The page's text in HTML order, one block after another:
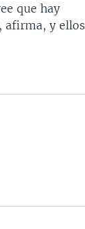
que hay
afirma, y ellos